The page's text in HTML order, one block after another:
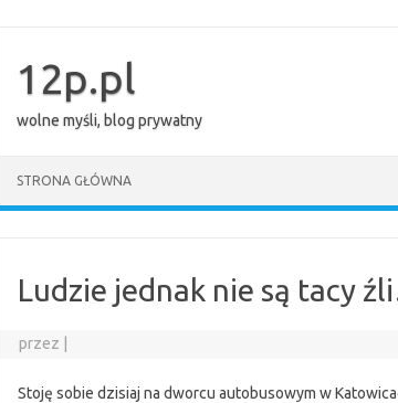
treści12p.pl
wolne myśli, blog prywatny
STRONA GŁÓWNA
Ludzie jednak nie są tacy
przez
Stoję sobie dzisiaj na dworcu autobusowym w